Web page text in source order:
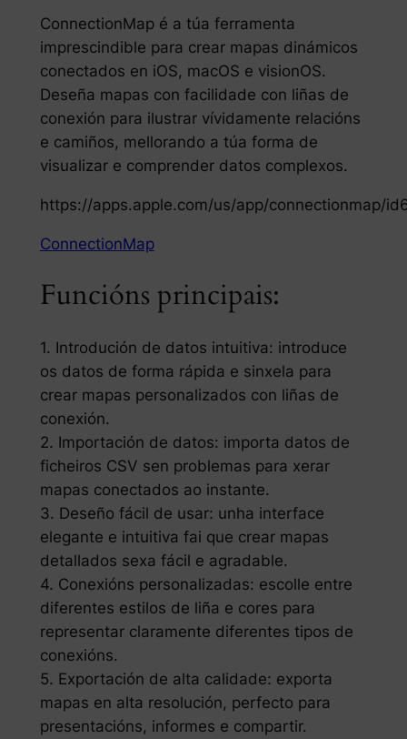
ConnectionMap é a túa ferramenta
imprescindible para crear mapas dinámicos
conectados en iOS, macOS e visionOS.
Deseña mapas con facilidade con liñas de
conexión para ilustrar vívidamente relacións
e camiños, mellorando a túa forma de
visualizar e comprender datos complexos.
https://apps.apple.com/us/app/connectionmap/
ConnectionMap
Funcións principais:
1. Introdución de datos intuitiva: introduce
os datos de forma rápida e sinxela para
crear mapas personalizados con liñas de
conexión.
2. Importación de datos: importa datos de
ficheiros CSV sen problemas para xerar
mapas conectados ao instante.
3. Deseño fácil de usar: unha interface
elegante e intuitiva fai que crear mapas
detallados sexa fácil e agradable.
4. Conexións personalizadas: escolle entre
diferentes estilos de liña e cores para
representar claramente diferentes tipos de
conexións.
5. Exportación de alta calidade: exporta
mapas en alta resolución, perfecto para
presentacións, informes e compartir.